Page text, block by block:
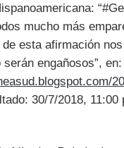
mucho más
esta afirmación
engañosos”,
30/7/2018, 11:00